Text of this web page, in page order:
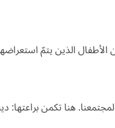
عن الأطفال الذين يتمّ
هنا تكمن براعتها: